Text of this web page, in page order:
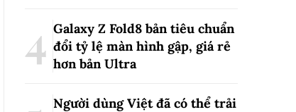
Galaxy Z Fold8 bản tiêu chuẩn
đổi tỷ lệ màn hình gập, giá rẻ
hơn bản Ultra
Người dùng Việt đã có thể trải